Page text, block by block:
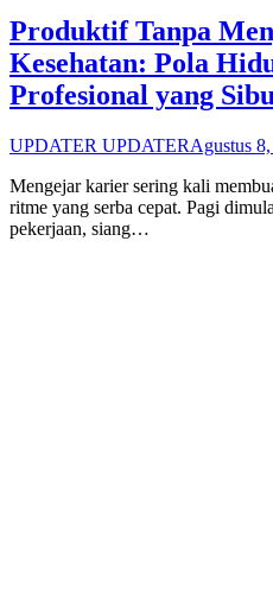
Produktif Tanpa
Kesehatan: Pola
Profesional yang
UPDATER UPDATERAgustus
Mengejar karier sering kali
ritme yang serba cepat. Pagi
pekerjaan, siang…